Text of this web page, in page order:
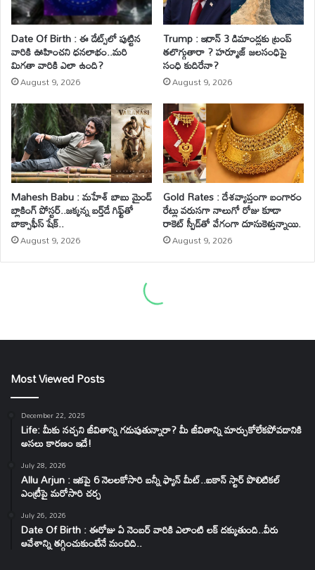
Most Viewed Posts
December 22, 2025
Life: మీకు నచ్చని జీవితాన్ని గడుపుతున్నారా? మీ జీవితాన్ని మార్చుకోలేకపోవడానికి
అసలు కారణం ఇదే!
July 28, 2026
Allu Arjun : ఇకపై 6 నెలలకోసారి బన్నీ ఫ్యాన్ మీట్..ఐకాన్ స్టార్ పొలిటికల్
ఎంట్రీపై మరోసారి చర్చ
July 26, 2026
Date Of Birth : ఈరోజు ఏ నెంబర్ వారికి ఎలాంటి లక్ దక్కుతుంది..వీరు
ఆవేశాన్ని తగ్గించుకుంటేనే మంచిది..